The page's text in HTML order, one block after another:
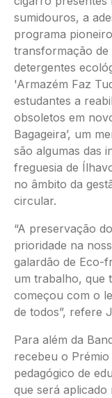
sumidouros, a
programa
transformação de
detergentes
'Armazém Faz
estudantes a
obsoletos em
Bagageira’, um
são algumas das
freguesia de
no âmbito da
circular.
“A preservação
prioridade na
galardão de Eco-
um trabalho, que
começou com o
de todos”, refere
Para além da
recebeu o
pedagógico de
que será aplicado